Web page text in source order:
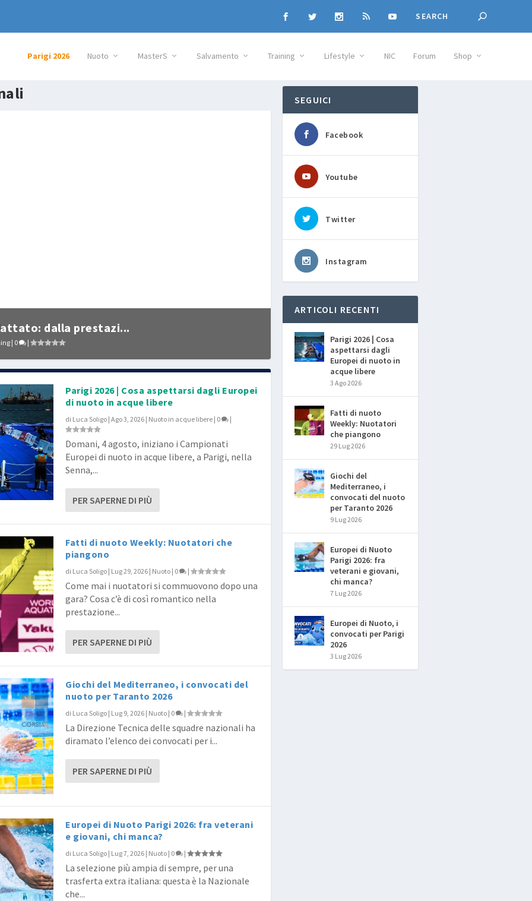
Parigi 2026 Nuoto MasterS Salvamento Training Lifestyle NIC Forum Shop
dalla prestazi...
| 0 |
e condizionali ne...
Parigi 2026 | Cosa aspettarsi dagli Europei
di nuoto in acque libere
di Luca Soligo | Ago 3, 2026 | Nuoto in acque libere | 0 |
Domani, 4 agosto, iniziano i Campionati
Europei di nuoto in acque libere, a Parigi, nella
Senna,...
PER SAPERNE DI PIÙ
Fatti di nuoto Weekly: Nuotatori che
piangono
di Luca Soligo | Lug 29, 2026 | Nuoto | 0 |
Come mai i nuotatori si commuovono dopo una
gara? Cosa c’è di così romantico nella
prestazione...
PER SAPERNE DI PIÙ
Giochi del Mediterraneo, i convocati del
nuoto per Taranto 2026
di Luca Soligo | Lug 9, 2026 | Nuoto | 0 |
La Direzione Tecnica delle squadre nazionali ha
diramato l’elenco dei convocati per i...
PER SAPERNE DI PIÙ
Europei di Nuoto Parigi 2026: fra veterani
e giovani, chi manca?
di Luca Soligo | Lug 7, 2026 | Nuoto | 0 |
La selezione più ampia di sempre, per una
trasferta extra italiana: questa è la Nazionale
che...
SEGUICI
Facebook
Youtube
Twitter
Instagram
ARTICOLI RECENTI
Parigi 2026 | Cosa
aspettarsi dagli
Europei di nuoto in
acque libere
3 Ago 2026
Fatti di nuoto
Weekly: Nuotatori
che piangono
29 Lug 2026
Giochi del
Mediterraneo, i
convocati del nuoto
per Taranto 2026
9 Lug 2026
Europei di Nuoto
Parigi 2026: fra
veterani e giovani,
chi manca?
7 Lug 2026
Europei di Nuoto, i
convocati per Parigi
2026
3 Lug 2026